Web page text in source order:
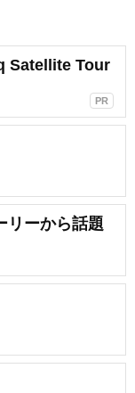
Satellite Tour
PR
リーから話題